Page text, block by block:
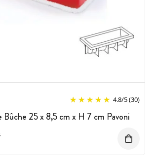
4.8/5(30)
Bûche 25 x 8,5 cm x H 7 cm Pavoni
réduction :